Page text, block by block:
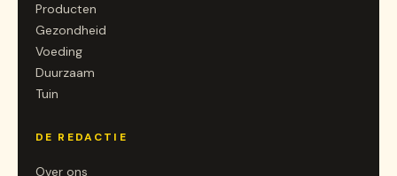
Producten
Gezondheid
Voeding
Duurzaam
Tuin
DE REDACTIE
Over ons